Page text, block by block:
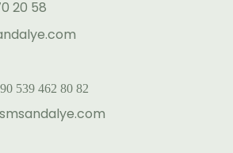
20 58
539 462 80 82